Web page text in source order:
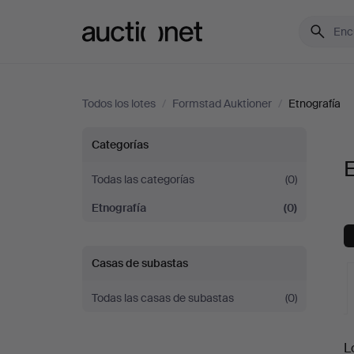
Todos los lotes / Formstad Auktioner / Etnografía
Etnografía
en
Formstad
Auktioner
Categorías
Todas las categorías
(0)
Etnografía
(0)
Casas de subastas
Todas las casas de subastas (0)